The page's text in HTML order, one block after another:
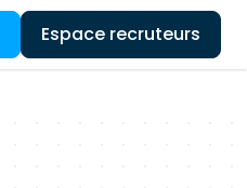
Espace recruteurs